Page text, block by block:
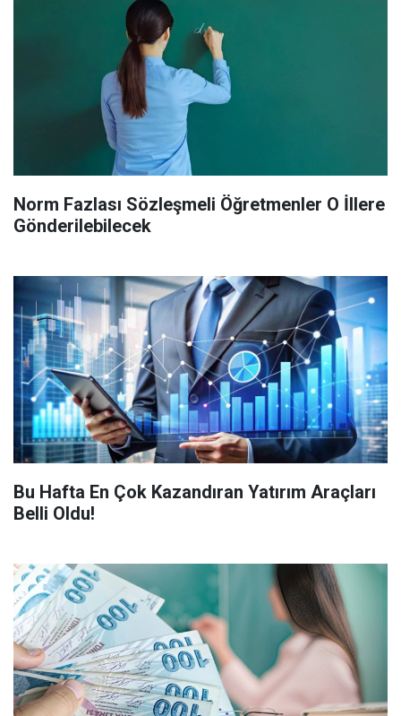
Norm Fazlası Sözleşmeli Öğretmenler O İllere
Gönderilebilecek
Bu Hafta En Çok Kazandıran Yatırım Araçları
Belli Oldu!